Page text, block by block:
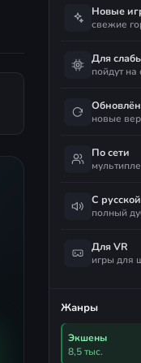
Новые
свежие
Для
пойдут
новые
По сети
С
полный
Для VR
игры для
Жанры
Экшены
8,5 тыс.